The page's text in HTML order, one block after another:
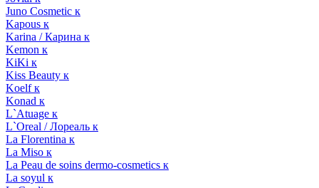
Juno Cosmetic к
Kapous к
Karina / Карина к
Kemon к
KiKi к
Kiss Beauty к
Koelf к
Konad к
L`Atuage к
L`Oreal / Лореаль к
La Florentina к
La Miso к
La Peau de soins dermo-cosmetics к
La soyul к